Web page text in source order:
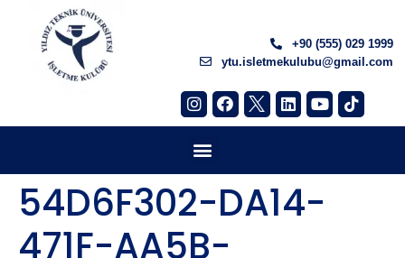
+90 (555) 029 1999
ytu.isletmekulubu@gmail.com
54D6F302-DA14-
471F-AA5B-